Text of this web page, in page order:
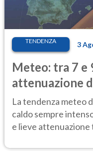
TENDENZA 3
Meteo: tra 7 e
attenuazione
rischio
La tendenza meteo
caldo sempre
e lieve attenuazione